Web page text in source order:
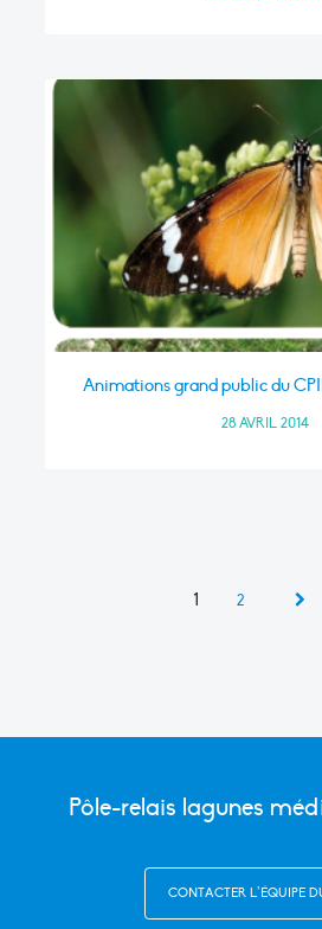
Animations grand public du
28 AVRIL 2014
1 2
Pôle-relais lagunes
CONTACTER L’ÉQUIPE